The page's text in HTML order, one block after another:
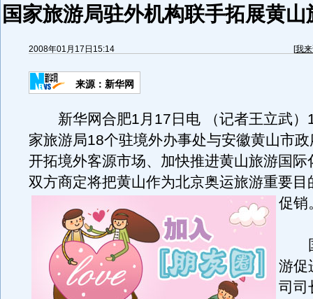
国家旅游局驻外机构联手拓展黄
2008年01月17日15:14 [我
来源：新华网
新华网合肥1月17日电 （记者王立武）
家旅游局18个驻境外办事处与安徽黄山市
开拓境外客源市场、加快推进黄山旅游国际
双方商定将把黄山作为北京奥运旅游重要目
促销
国
游促
司司